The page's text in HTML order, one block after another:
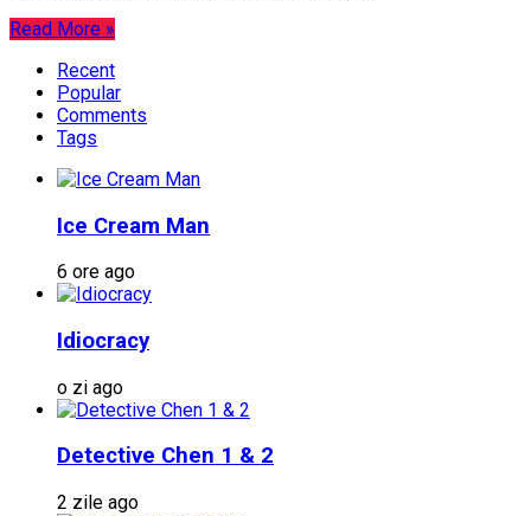
Read More »
Recent
Popular
Comments
Tags
Ice Cream Man
6 ore ago
Idiocracy
o zi ago
Detective Chen 1 & 2
2 zile ago